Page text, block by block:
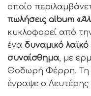
οποίο
πωλήσεις album «
κυκλοφορεί από
ένα δυναμικό
συναίσθημα, με
Θοδωρή Φέρρη. Τη
έγραψε ο Λευτέρης